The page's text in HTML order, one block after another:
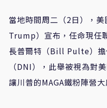
當地時間周二（2日），
Trump）宣布，任命現任
長普爾特（Bill Pulte）擔
（DNI），此舉被視為對
讓川普的MAGA鐵粉陣營大